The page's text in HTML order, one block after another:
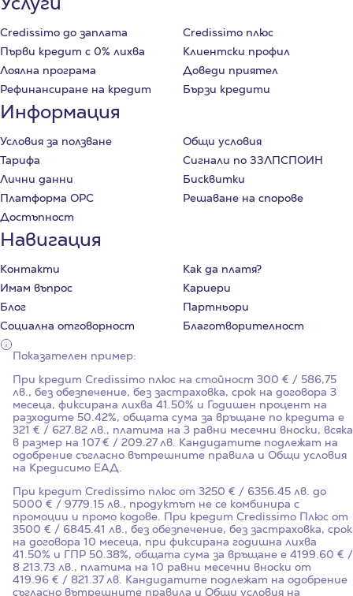
Credissimo до заплата
Credissimo плюс
Първи кредит с 0% лихва
Клиентски профил
Лоялна програма
Доведи приятел
Рефинансиране на кредит
Бързи кредити
Информация
Условия за ползване
Общи условия
Тарифа
Сигнали по ЗЗЛПСПОИН
Лични данни
Бисквитки
Платформа ОРС
Решаване на спорове
Достъпност
Навигация
Контакти
Как да платя?
Имам въпрос
Кариери
Блог
Партньори
Социална отговорност
Благотворителност
Показателен пример:
При кредит Credissimo плюс на стойност 300 € / 586,75
лв., без обезпечение, без застраховка, срок на договора 3
месеца, фиксирана лихва 41.50% и Годишен процент на
разходите 50.42%, общата сума за връщане по кредита е
321 € / 627.82 лв., платима на 3 равни месечни вноски, всяка
в размер на 107 € / 209.27 лв. Кандидатите подлежат на
одобрение съгласно вътрешните правила и Общи условия
на Кредисимо ЕАД.
При кредит Credissimo плюс от 3250 € / 6356.45 лв. до
5000 € / 9779.15 лв., продуктът не се комбинира с
промоции и промо кодове. При кредит Credissimo Плюс от
3500 € / 6845.41 лв., без обезпечение, без застраховка, срок
на договора 10 месеца, при фиксирана годишна лихва
41.50% и ГПР 50.38%, общата сума за връщане е 4199.60 € /
8 213.73 лв., платима на 10 равни месечни вноски от
419.96 € / 821.37 лв. Кандидатите подлежат на одобрение
съгласно вътрешните правила и Общи условия на